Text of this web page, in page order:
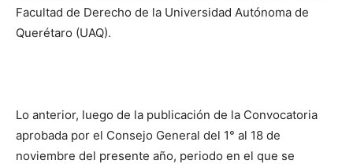
Facultad de Derecho de la Universidad Autónoma de
Querétaro (UAQ).
Lo anterior, luego de la publicación de la Convocatoria
aprobada por el Consejo General del 1° al 18 de
noviembre del presente año, periodo en el que se